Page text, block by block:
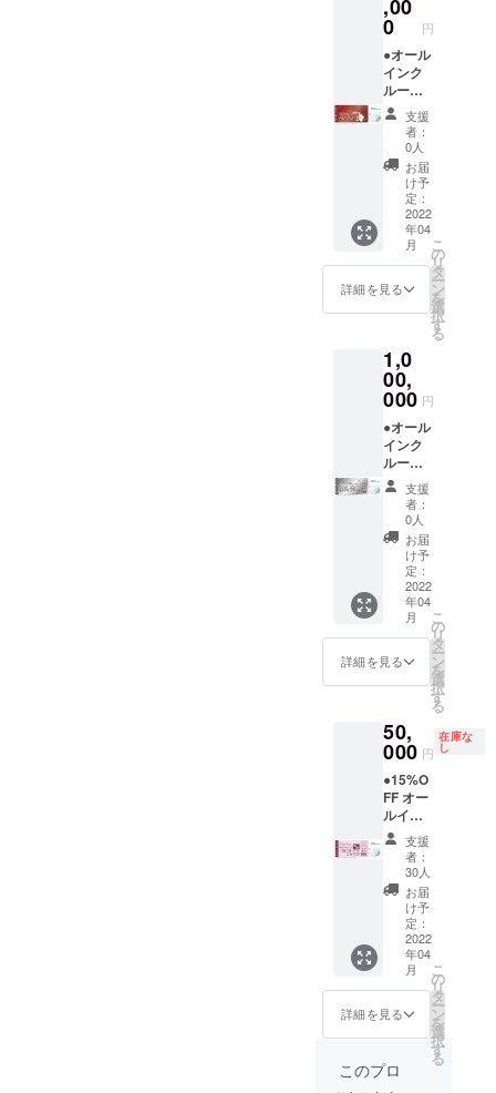
不可。
いただ
きます
（先着
順）。
※ご予約
時の
キャン
セリポ
リシー
は「前
日18時
以降の
キャン
セル・
ノー
ショー
100％」
ていた
だきま
す。 ※
ハイ
シーズ
ン
(12/24-
1/10、
5/1-
5/7、
8/1-31)
は利用
不可。
(バト
ラー)付
き。 ※
利用期
限は
【2022
年4月か
ら2023
年3月31
日】ま
でにな
りま
す。 ※
ご予約
は21年3
月頃よ
りご購
入者先
の受付
を開始
させて
いただ
きます
（先着
順）。
※ご予約
時の
キャン
セリポ
リシー
は「前
日18時
以降の
キャン
セル・
ノー
ショー
：
100％」
とさせ
ていた
だきま
す。 ※
ハイ
シーズ
ン
(12/24-
1/10、
5/1-
5/7、
8/1-
31)、
金・
土・祝
前日は
利用不
けでな
く、
金・
土・祝
前日の
ご利用
も可
能。 地
元の素
材をふ
んだん
に使っ
た夕
食、朝
食付
き。お
飲み物
飲み放
泉入り
放題で
す。 ロ
ゴ入り
モバイ
ルバッ
テリー
付き。
専属コ
ンシェ
ルジュ
(バト
ラー)付
き。 ※
利用期
限は
【2022
年4月か
ら2023
年3月31
でにな
りま
す。 ※
ご予約
は21年3
月頃よ
りご購
入者先
行予約
の受付
を開始
させて
いただ
きます
（先着
順）。
※ご予約
セリポ
リシー
お礼の
メール
◆グラ
ンド
オープ
ン後
に、施
設内を
全て貸
し切っ
てご宿
泊いた
だけま
す。最
大26名
まで宿
泊可
能。
販売価
格：通
常
728,000
円〜）
地元の
素材を
ふんだ
んに
使った
夕食、
朝食付
き。お
飲み物
飲み放
題。温
泉入り
放題で
す。 ロ
ゴ入り
ルバッ
テリー
付き。
専属コ
ンシェ
ルジュ
(バト
ラー)付
き。 ※
利用期
限は
【2022
年4月か
ら2023
年3月31
日】ま
でにな
ご予約
は21年3
,00
0 円
●オール
インク
ルーシ
ブ付き
【ドー
ムホテ
ル型グ
ランピ
ングリ
ゾート
１泊２
日 貸
切宿泊
チケッ
ト＋】
●オリジ
バイル
バッテ
リー ●
お礼の
メール
◆グラ
ンド
オープ
ン後
に、施
設内を
全て貸
し切っ
てご宿
泊いた
だけま
す。最
大26名
まで宿
泊可
（通常
販売価
格：通
常
910000
円〜）
最大26
名まで
宿泊可
能。 平
日だけ
でな
く、
金・
土・祝
前日の
ご利用
元の素
材をふ
支援
者：
0人
お届
け予
定：
2022
年04
月
詳細を見る
こ
の
リ
タ
ー
ン
を
選
択
す
る
1,0
00,
000 円
●オール
インク
ルーシ
ブ付き
【ドー
ムホテ
ル型グ
ランピ
ングリ
ゾート
１泊２
日 貸
切宿泊
チケッ
ト＋】
●企業名
前を施
設内に
掲載し
ます。
(1年間)
●オリジ
ナルモ
バイル
バッテ
リー ●
お礼の
メール
◆オー
ルイン
クルー
シブ付
き
ル型グ
ランピ
支援
者：
0人
お届
け予
定：
2022
年04
月
詳細を見る
こ
の
リ
タ
ー
ン
を
選
択
す
る
50,
000 円
在庫な
し
●15%O
FF オー
ルイン
クルー
シブ付
【ドー
ムホテ
ル型グ
ランピ
ングリ
ゾート
１泊２
日宿泊
券（ペ
ア）】
●オリジ
ナルモ
支援
者：
30人
お届
け予
定：
2022
年04
月
詳細を見る
こ
の
リ
タ
ー
ン
を
選
択
す
る
このプロ